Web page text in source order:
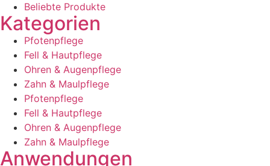
Beliebte Produkte
Kategorien
Pfotenpflege
Fell & Hautpflege
Ohren & Augenpflege
Zahn & Maulpflege
Pfotenpflege
Fell & Hautpflege
Ohren & Augenpflege
Zahn & Maulpflege
Anwendungen